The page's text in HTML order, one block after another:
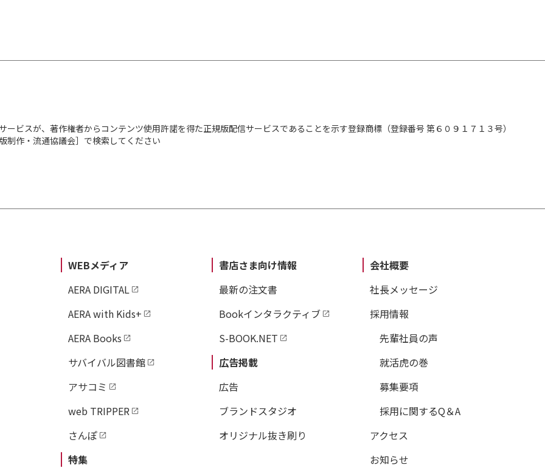
ビスが、著作権者からコンテンツ使用許諾を得た正規版配信サービスであることを示す登録商標（登録番号 第６０９１７１３号）
制作・流通協議会］で検索してください
WEBメディア
AERA DIGITAL
AERA with Kids+
AERA Books
サバイバル図書館
アサコミ
web TRIPPER
さんぽ
特集
書店さま向け情報
最新の注文書
Bookインタラクティブ
S-BOOK.NET
広告掲載
広告
ブランドスタジオ
オリジナル抜き刷り
会社概要
社長メッセージ
採用情報
先輩社員の声
就活虎の巻
募集要項
採用に関するQ＆A
アクセス
お知らせ